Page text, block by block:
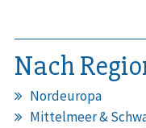
Nach
Nordeuropa
Mittelmeer &